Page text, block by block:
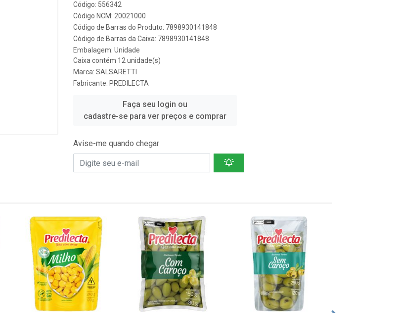
Código: 556342
Código NCM: 20021000
Código de Barras do Produto: 7898930141848
Código de Barras da Caixa: 7898930141848
Embalagem: Unidade
Caixa contém 12 unidade(s)
Marca: SALSARETTI
Fabricante: PREDILECTA
Faça seu login ou
cadastre-se para ver preços e comprar
Avise-me quando chegar